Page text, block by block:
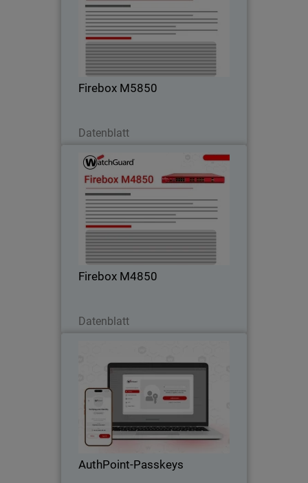
Firebox M5850
Datenblatt
Gewährleistet stabile Leistung bei
hohem verschlüsseltem Datenverkehr
Hochgeschwindigkeitsverbindungen –
ideal für Campus- und Kernnetzwerke.
Firebox M4850
Datenblatt
Firebox M4850
Steigen Sie ein in Rackmount-
Performance mit leistungsstarker UTM,
VPN und HTTPS-Inspektion – ideal für
Kunden, denen Midrange-Firewalls nicht
AuthPoint-Passkeys
Passwortlose Anmeldung mit
AuthPoint-Passkeys für OIDC- und
SAML-Anwendungen. Verhindern Sie
Datendiebstahl und Phishing in Ihrer